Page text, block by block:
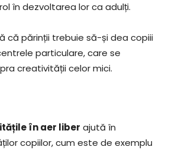
în dezvoltarea lor ca adulți.
că părinții trebuie să-și dea copiii
particulare, care se
creativității celor mici.
în aer liber ajută în
copiilor, cum este de exemplu